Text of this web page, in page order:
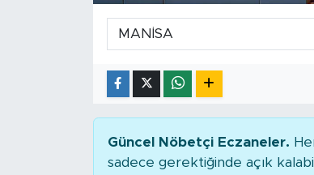
Güncel Nöbetçi Eczaneler.
sadece gerektiğinde açık